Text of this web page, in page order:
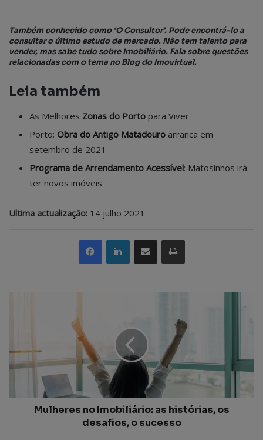
Também conhecido como ‘O Consultor’. Pode encontrá-lo a
consultar o último estudo de mercado. Não tem talento para
vender, mas sabe tudo sobre Imobiliário. Fala sobre questões
relacionadas com o tema no Blog do Imovirtual.
Leia também
As Melhores Zonas do Porto para Viver
Porto: Obra do Antigo Matadouro arranca em
setembro de 2021
Programa de Arrendamento Acessível: Matosinhos irá
ter novos imóveis
Ultima actualização: 14 julho 2021
Partilhar Via Email Imprimir
Mulheres no Imobiliário: as histórias, os
desafios, o sucesso